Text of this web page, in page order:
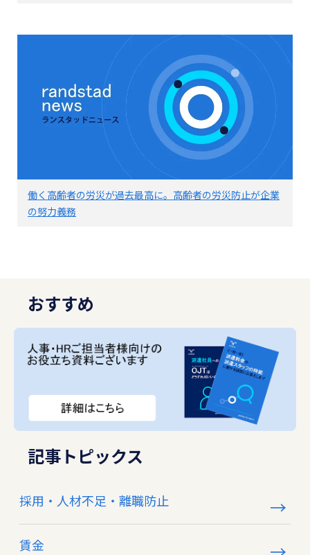
働く高齢者の労災が過去最高に。高齢者の労災防止が企業
の努力義務
おすすめ
記事トピックス
採用・人材不足・離職防止
賃金